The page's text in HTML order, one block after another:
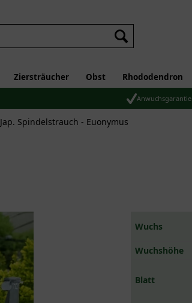
Ziersträucher Obst Rhododendron
Anwuchsgarantie
Jap. Spindelstrauch - Euonymus
Wuchs
Wuchshöhe
Blatt